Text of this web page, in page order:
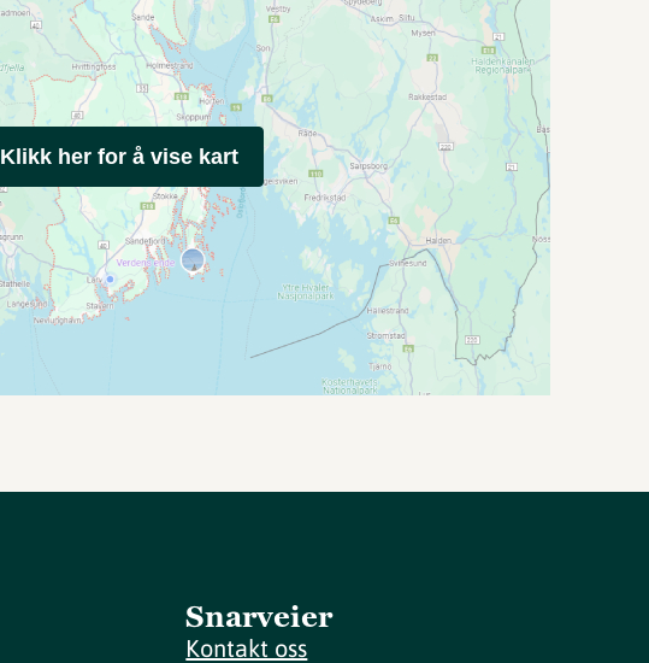
Klikk her for å vise kart
Snarveier
Kontakt oss